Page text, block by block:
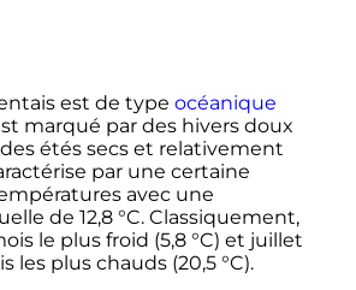
est de type océanique
marqué par des hivers doux
étés secs et relativement
par une certaine
avec une
de 12,8 °C. Classiquement,
le plus froid (5,8 °C) et juillet
les plus chauds (20,5 °C).